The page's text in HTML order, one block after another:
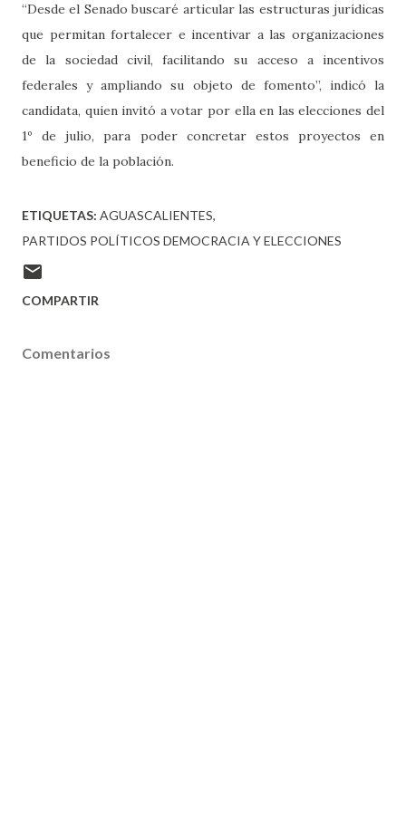
“Desde el Senado buscaré articular las estructuras jurídicas
que permitan fortalecer e incentivar a las organizaciones
de la sociedad civil, facilitando su acceso a incentivos
federales y ampliando su objeto de fomento”, indicó la
candidata, quien invitó a votar por ella en las elecciones del
1º de julio, para poder concretar estos proyectos en
beneficio de la población.
ETIQUETAS: AGUASCALIENTES
PARTIDOS POLÍTICOS DEMOCRACIA Y ELECCIONES
COMPARTIR
Comentarios